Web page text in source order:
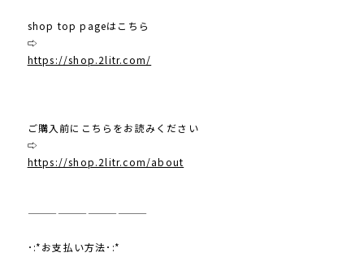
shop top pageはこちら
⇨
https://shop.2litr.com/
ご購入前にこちらをお読みください
⇨
https://shop.2litr.com/about
————————————
･:*お支払い方法･:*